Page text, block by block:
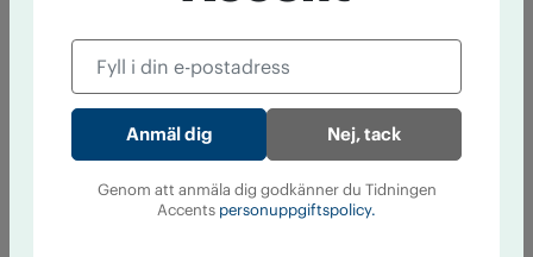
24 juni 13:18 Under namnet nollkommafem delar influencern
Alexandra Holm med sig av sin nyktra livsstil. Här är hennes
bästa tips på alkoholfri dryck till semestern.
Så tycker partierna om
alkoholreklamen
Nej, tack
Genom att anmäla dig godkänner du Tidningen
Accents personuppgiftspolicy.